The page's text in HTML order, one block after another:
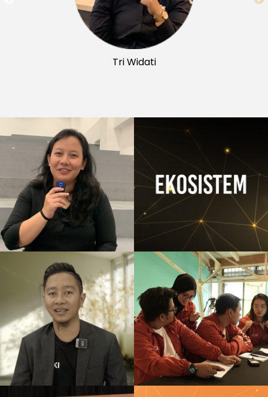
Tri Widati
PERJALANAN MENGENAL
DSC: SEBUAH CERITA
PERSONAL
Diva Velda Hanifa
DEN DSC 2023
KOLABORASI
Adromeda Sindoro
DEN DSC 2023